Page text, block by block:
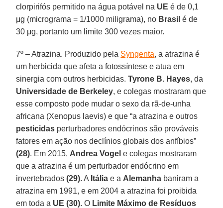
clorpirifós permitido na água potável na UE é de 0,1
μg (micrograma = 1/1000 miligrama), no Brasil é de
30 μg, portanto um limite 300 vezes maior.
7º – Atrazina. Produzido pela Syngenta, a atrazina é
um herbicida que afeta a fotossíntese e atua em
sinergia com outros herbicidas.Tyrone B. Hayes, da
Universidade de Berkeley, e colegas mostraram que
esse composto pode mudar o sexo da rã-de-unha
africana (Xenopus laevis) e que “a atrazina e outros
pesticidas perturbadores endócrinos são prováveis
fatores em ação nos declínios globais dos anfíbios”
(28). Em 2015, Andrea Vogel e colegas mostraram
que a atrazina é um perturbador endócrino em
invertebrados(29). A Itália e a Alemanha baniram a
atrazina em 1991, e em 2004 a atrazina foi proibida
em toda a UE (30). O Limite Máximo de Resíduos